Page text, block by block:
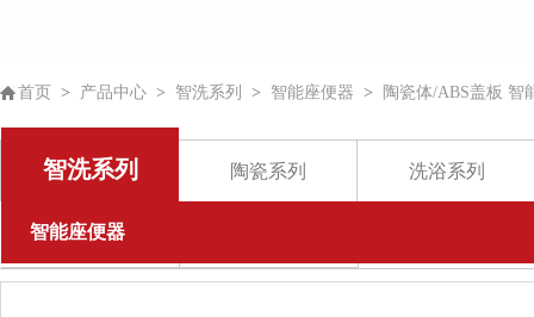
首页 > 产品中心> 智洗系列 > 智能座便器 > 陶瓷体/ABS盖板 智
智洗系列
智能座便器
陶瓷系列 洗浴系列
五金挂件